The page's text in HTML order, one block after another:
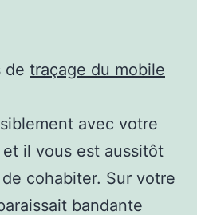
de traçage du mobile
avec votre
il vous est aussitôt
cohabiter. Sur votre
bandante